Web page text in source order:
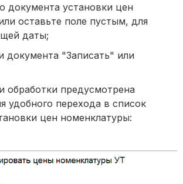
документа установки цен
оставьте поле пустым, для
даты;
документа "Записать" или
обработки предусмотрена
удобного перехода в список
цен номенклатуры: